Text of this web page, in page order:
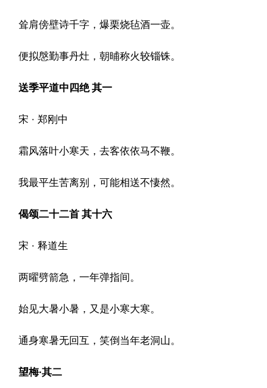
耸肩傍壁诗千字，爆栗烧毡酒一壶。
便拟慇勤事丹灶，朝晡称火较锱铢。
送季平道中四绝 其一
宋 · 郑刚中
霜风落叶小寒天，去客依依马不鞭。
我最平生苦离别，可能相送不悽然。
偈颂二十二首 其十六
宋 · 释道生
两曜劈箭急，一年弹指间。
始见大暑小暑，又是小寒大寒。
通身寒暑无回互，笑倒当年老洞山。
望梅·其二